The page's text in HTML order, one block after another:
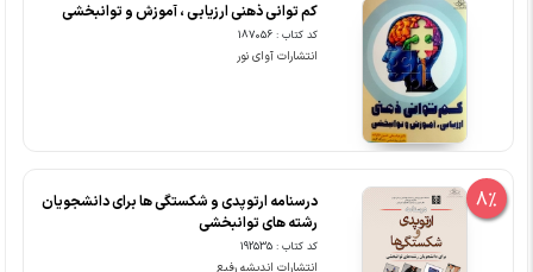
کم توانی ذهنی ارزیابی ، آموزش و توانبخشی
کد کتاب : 187056
انتشارات آوای نور
8%
درسنامه ارتوپدی و شکستگی ها برای دانشجویان
رشته های توانبخشی
کد کتاب : 192535
انتشارات اندیشه رفیع